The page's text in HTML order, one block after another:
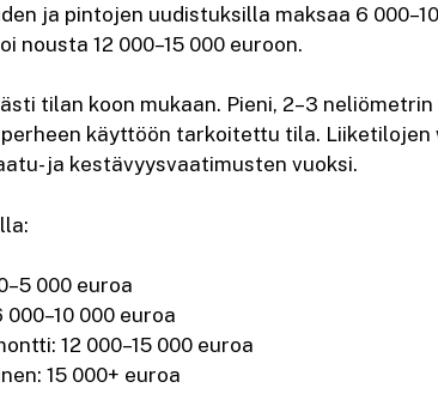
ja pintojen uudistuksilla maksaa 6
nousta 12 000–15 000 euroon.
tilan koon mukaan. Pieni, 2–3
käyttöön tarkoitettu tila.
ja kestävyysvaatimusten vuoksi.
000 euroa
000 euroa
12 000–15 000 euroa
15 000+ euroa